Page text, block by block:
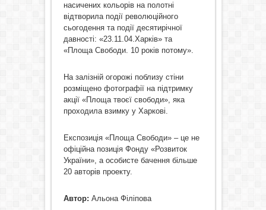
насичених кольорів на полотні
відтворила події революційного
сьогодення та події десятирічної
давності: «23.11.04.Харків» та
«Площа Свободи. 10 років потому».
На залізній огорожі поблизу стіни
розміщено фотографії на підтримку
акції «Площа твоєї свободи», яка
проходила взимку у Харкові.
Експозиція «Площа Свободи» – це не
офіційна позиція Фонду «Розвиток
України», а особисте бачення більше
20 авторів проекту.
Автор: Альона Філіпова